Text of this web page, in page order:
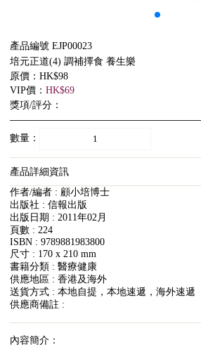
產品編號 EJP00023
培元正道(4) 調補擇食 養生樂
原價：HK$98
VIP價： HK$69
獎項/評分：
數量：
產品詳細資訊
作者/編者 : 顧小培博士
出版社 : 信報出版
出版日期 : 2011年02月
頁數 : 224
ISBN : 9789881983800
尺寸 : 170 x 210 mm
書籍分類 : 醫療健康
供應地區 : 香港及海外
送貨方式 : 本地自提，本地速遞，海外速遞
供應商備註 :
內容簡介：